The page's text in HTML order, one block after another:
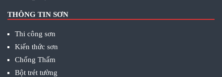
THÔNG TIN SƠN
Thi công sơn
Kiến thức sơn
Chống Thấm
Bột trét tường